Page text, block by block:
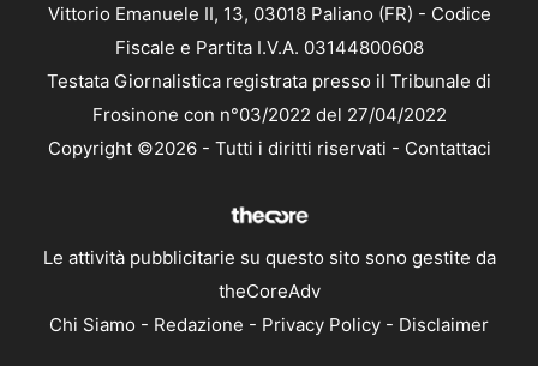
Vittorio Emanuele II, 13, 03018 Paliano (FR) - Codice
Fiscale e Partita I.V.A. 03144800608
Testata Giornalistica registrata presso il Tribunale di
Frosinone con n°03/2022 del 27/04/2022
Copyright ©2026 - Tutti i diritti riservati - Contattaci
Le attività pubblicitarie su questo sito sono gestite da
theCoreAdv
Chi Siamo - Redazione - Privacy Policy - Disclaimer